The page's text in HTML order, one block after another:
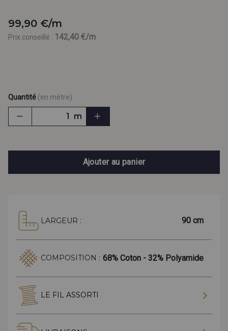
99,90 €/m
Prix conseillé : 142,40 €/m
Quantité (en mètre)
m
Ajouter au panier
LARGEUR : 90 cm
COMPOSITION : 68% Coton - 32% Polyamide
LE FIL ASSORTI